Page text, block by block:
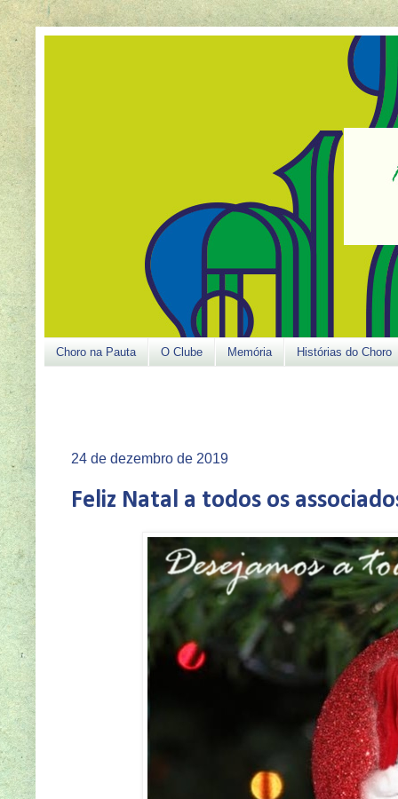
Choro na Pauta O Clube Memória Histórias do Choro
24 de dezembro de 2019
Feliz Natal a todos os